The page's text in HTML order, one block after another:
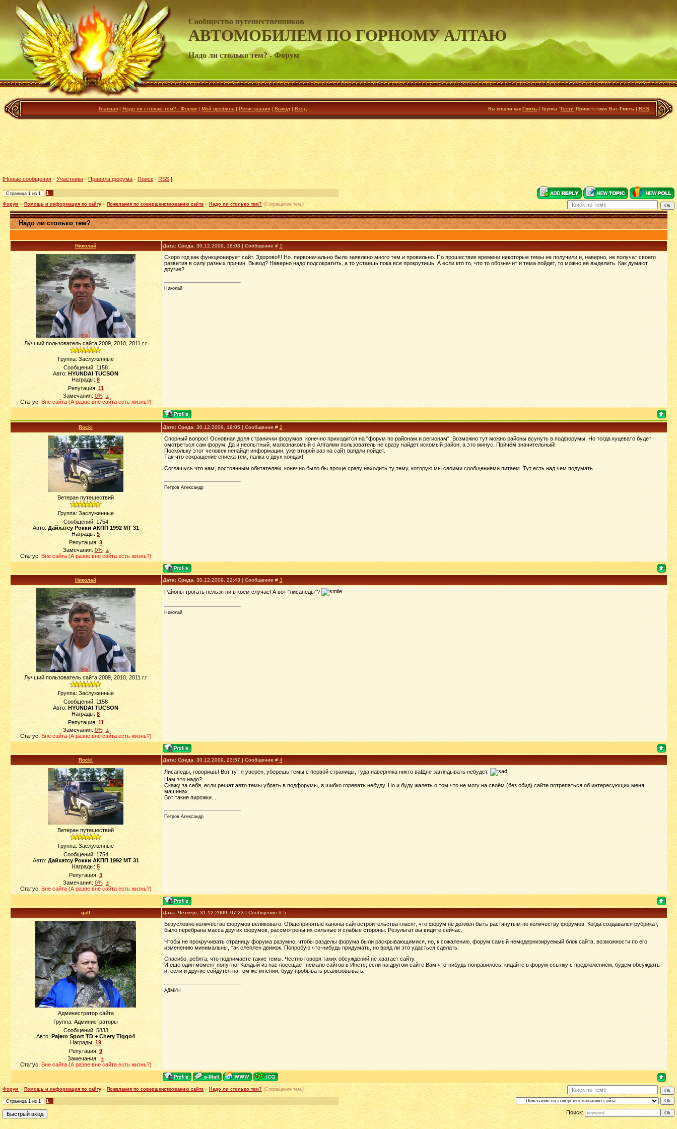
Сообщество путешественников
АВТОМОБИЛЕМ ПО ГОРНОМУ АЛТАЮ
Надо ли столько тем? - Форум
Главная| Надо ли столько тем? - Форум| Мой профиль| Регистрация| Выход | Вход Вы вошли как Гость | Группа "Гости"Приветствую Вас Гость | RSS
[Новые сообщения· Участники·Правила форума· Поиск· RSS]
Страница 1 из 1 1
Форум » Помощь и информация по сайту » Пожелания по совершенствованию сайта » Надо ли столько тем? (Сокращение тем.)
Надо ли столько тем?
Николай Дата: Среда, 30.12.2009, 18:03 | Сообщение # 1
Лучший пользователь сайта 2009, 2010, 2011 г.г
Группа: Заслуженные
Сообщений: 1158
Авто: HYUNDAI TUCSON
Награды: 8
Репутация: 11
Замечания: 0% ±
Статус: Вне сайта (А разве вне сайта есть жизнь?)
Скоро год как функционирует сайт. Здорово!!! Но. первоначально было заявлено много тем и провильно. По прошествие времени некоторые темы не получили и, наверно, не получат своего
развития в силу разных причин. Вывод? Наверно надо подсократить, а то устаешь пока все прокрутишь. А если кто то, что то обозначит и тема пойдет, то можно ее выделить. Как думают
другие?
Николай
Rocki Дата: Среда, 30.12.2009, 19:05 | Сообщение # 2
Ветеран путешествий
Группа: Заслуженные
Сообщений: 1754
Авто: Дайхатсу Рокки АКПП 1992 МТ 31
Награды: 5
Репутация: 3
Замечания: 0% ±
Статус: Вне сайта (А разве вне сайта есть жизнь?)
Спорный вопрос! Основная доля странички форумов, конечно приходится на "форум по районам и регионам". Возможно тут можно районы всунуть в подфорумы. Но тогда куцевато будет
смотреться сам форум. Да и неопытный, малознакомый с Алтаями пользователь не сразу найдет искомый район, а это минус. Причём значительный!
Поскольку этот человек ненайдя информации, уже второй раз на сайт врядли пойдет.
Так-что сокращение списка тем, палка о двух концах!
Соглашусь что нам, постоянным обитателям, конечно было бы проще сразу находить ту тему, которую мы своими сообщениями питаем. Тут есть над чем подумать.
Петров Александр
Николай Дата: Среда, 30.12.2009, 22:43 | Сообщение # 3
Лучший пользователь сайта 2009, 2010, 2011 г.г
Группа: Заслуженные
Сообщений: 1158
Авто: HYUNDAI TUCSON
Награды: 8
Репутация: 11
Замечания: 0% ±
Статус: Вне сайта (А разве вне сайта есть жизнь?)
Районы трогать нельзя ни в коем случае! А вот "лисапеды"?
Николай
Rocki Дата: Среда, 30.12.2009, 23:57 | Сообщение # 4
Ветеран путешествий
Группа: Заслуженные
Сообщений: 1754
Авто: Дайхатсу Рокки АКПП 1992 МТ 31
Награды: 5
Репутация: 3
Замечания: 0% ±
Статус: Вне сайта (А разве вне сайта есть жизнь?)
Лисапеды, говоришь! Вот тут я уверен, уберешь темы с первой страницы, туда наверняка никто ваЩпе заглядывать небудет.
Нам это надо?
Скажу за себя, если решат авто темы убрать в подфорумы, я шибко горевать небуду. Но и буду жалеть о том что не могу на своём (без обид) сайте потрепаться об интересующих меня
машинах.
Вот такие пирожки...
Петров Александр
galt Дата: Четверг, 31.12.2009, 07:23 | Сообщение # 5
Администратор сайта
Группа: Администраторы
Сообщений: 5833
Авто: Pajero Sport TD + Chery Tiggo4
Награды: 19
Репутация: 9
Замечания: ±
Статус: Вне сайта (А разве вне сайта есть жизнь?)
Безусловно количество форумов великовато. Общепринятые каноны сайтостроительства гласят, что форум не должен быть растянутым по количеству форумов. Когда создавался рубрикат,
было перебрана масса других форумов, рассмотрены их сильные и слабые стороны. Результат вы видите сейчас.
Чтобы не прокручивать страницу форума разумно, чтобы разделы форума были раскрывающимися, но, к сожалению, форум самый немодернизируемый блок сайта, возможности по его
изменению минимальны, так слеплен движок. Попробую что-нибудь придумать, но вряд ли это удасться сделать.
Спасибо, ребята, что поднимаете такие темы. Честно говоря таких обсуждений не хватает сайту.
И еще один момент попутно: Каждый из нас посещает немало сайтов в Инете, если на другом сайте Вам что-нибудь понравилось, кидайте в форум ссылку с предложением, будем обсуждать
и, если и другие сойдутся на том же мнении, буду пробывать реализовывать.
АДМИН
Форум » Помощь и информация по сайту » Пожелания по совершенствованию сайта » Надо ли столько тем? (Сокращение тем.)
Страница 1 из 1
1
Поиск: